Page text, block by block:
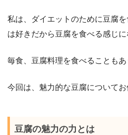
私は、ダイエットのために豆腐
は好きだから豆腐を食べる感じに
毎食、豆腐料理を食べることもあ
今回は、魅力的な豆腐についてお
豆腐の魅力の力とは